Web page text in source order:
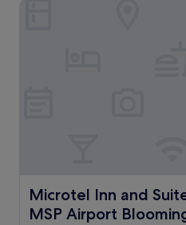
Microtel Inn and
MSP Airport
Microtel Inn and Suites